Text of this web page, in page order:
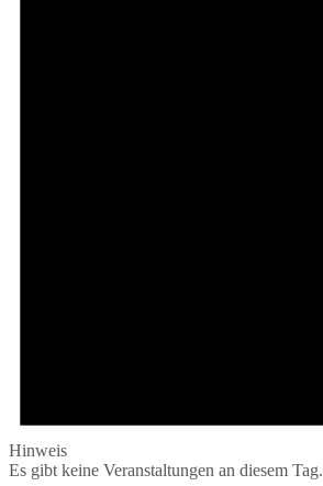
Hinweis
Es gibt keine Veranstaltungen an diesem Tag.